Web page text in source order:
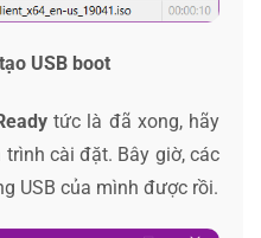
USB boot
tức là đã xong, hãy
trình cài đặt. Bây giờ, các
USB của mình được rồi.